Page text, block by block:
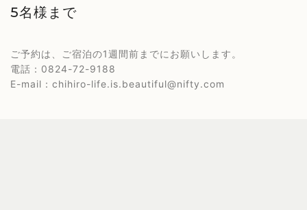
5名様まで
ご予約は、ご宿泊の1週間前までにお願いします。
電話：0824-72-9188
E-mail：chihiro-life.is.beautiful@nifty.com